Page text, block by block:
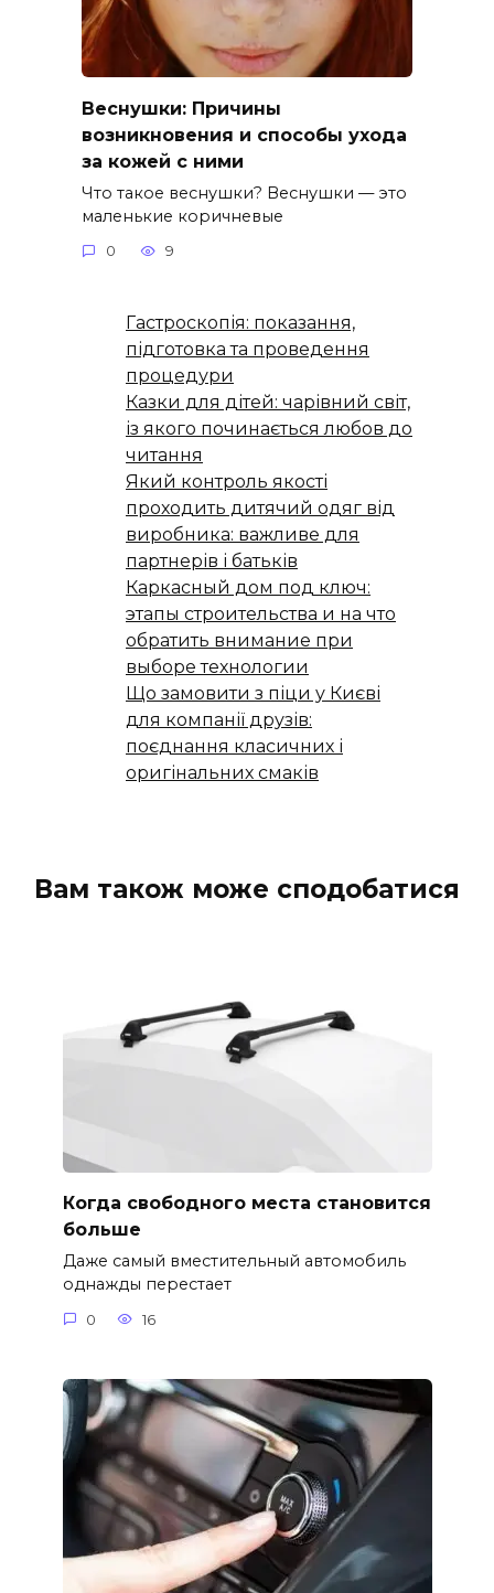
Веснушки: Причины
возникновения и способы ухода
за кожей с ними
Что такое веснушки? Веснушки — это
маленькие коричневые
0 9
Гастроскопія: показання,
підготовка та проведення
процедури
Казки для дітей: чарівний світ,
із якого починається любов до
читання
Який контроль якості
проходить дитячий одяг від
виробника: важливе для
партнерів і батьків
Каркасный дом под ключ:
этапы строительства и на что
обратить внимание при
выборе технологии
Що замовити з піци у Києві
для компанії друзів:
поєднання класичних і
оригінальних смаків
Вам також може сподобатися
Когда свободного места становится
больше
Даже самый вместительный автомобиль
однажды перестает
0 16